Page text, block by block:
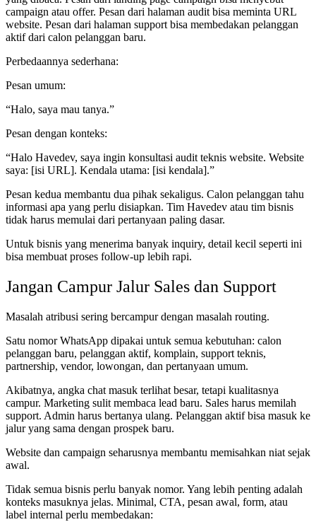
campaign atau offer. Pesan dari halaman audit bisa meminta URL
website. Pesan dari halaman support bisa membedakan pelanggan
aktif dari calon pelanggan baru.
Perbedaannya sederhana:
Pesan umum:
“Halo, saya mau tanya.”
Pesan dengan konteks:
“Halo Havedev, saya ingin konsultasi audit teknis website. Website
saya: [isi URL]. Kendala utama: [isi kendala].”
Pesan kedua membantu dua pihak sekaligus. Calon pelanggan tahu
informasi apa yang perlu disiapkan. Tim Havedev atau tim bisnis
tidak harus memulai dari pertanyaan paling dasar.
Untuk bisnis yang menerima banyak inquiry, detail kecil seperti ini
bisa membuat proses follow-up lebih rapi.
Jangan Campur Jalur Sales dan Support
Masalah atribusi sering bercampur dengan masalah routing.
Satu nomor WhatsApp dipakai untuk semua kebutuhan: calon
pelanggan baru, pelanggan aktif, komplain, support teknis,
partnership, vendor, lowongan, dan pertanyaan umum.
Akibatnya, angka chat masuk terlihat besar, tetapi kualitasnya
campur. Marketing sulit membaca lead baru. Sales harus memilah
support. Admin harus bertanya ulang. Pelanggan aktif bisa masuk ke
jalur yang sama dengan prospek baru.
Website dan campaign seharusnya membantu memisahkan niat sejak
awal.
Tidak semua bisnis perlu banyak nomor. Yang lebih penting adalah
konteks masuknya jelas. Minimal, CTA, pesan awal, form, atau
label internal perlu membedakan: